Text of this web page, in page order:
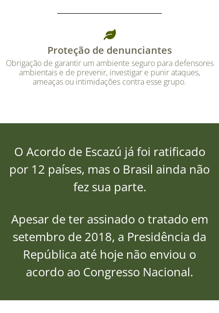
Proteção de denunciantes
Obrigação de garantir um ambiente seguro para defensores
ambientais e de prevenir, investigar e punir ataques,
ameaças ou intimidações contra esse grupo.
O Acordo de Escazú já foi ratificado
por 12 países, mas o Brasil ainda não
fez sua parte.
Apesar de ter assinado o tratado em
setembro de 2018, a Presidência da
República até hoje não enviou o
acordo ao Congresso Nacional.